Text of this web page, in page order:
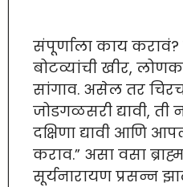
संपूर्णाला काय करावं?
बोटव्यांची खीर,
सांगाव. असेल तर
जोडगळसरी द्यावी,
दक्षिणा द्यावी आणि
कराव.” असा वसा
सूर्यनारायण प्रसन्न